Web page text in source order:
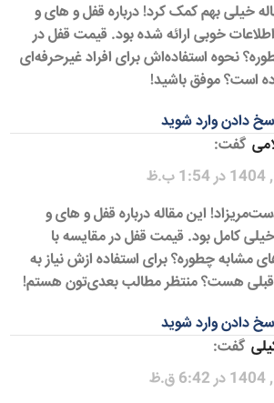
خیلی بهم کمک کرد! درباره قفل و های و
خوبی ارائه شده بود. قیمت قفل در
نحوه استفاده‌اش برای افراد غیرحرفه‌ای
است؟ موفق باشید!
دادن وارد شوید
گفت:
این مقاله درباره قفل و های و
کامل بود. قیمت قفل در مقایسه با
مشابه چطوره؟ برای استفاده ازش نیاز به
قبلی هست؟ منتظر مطالب بعدی‌تون هستم!
دادن وارد شوید
گفت: